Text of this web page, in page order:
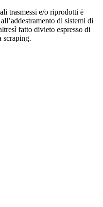
trasmessi e/o riprodotti è
di sistemi di
fatto divieto espresso di
scraping.